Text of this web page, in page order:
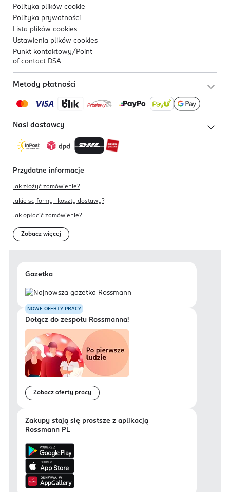
Polityka plików cookie
Polityka prywatności
Lista plików cookies
Ustawienia plików cookies
Punkt kontaktowy/ Point
of contact DSA
Metody płatności
Nasi dostawcy
Przydatne informacje
Jak złożyć zamówienie?
Jakie są formy i koszty dostawy?
Jak opłacić zamówienie?
Zobacz więcej
Gazetka
NOWE OFERTY PRACY
Dołącz do zespołu Rossmanna!
Zobacz oferty pracy
Zakupy stają się prostsze z aplikacją
Rossmann PL